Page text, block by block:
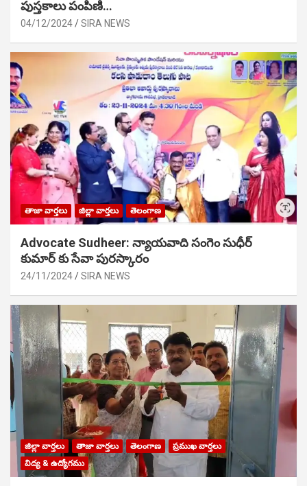
పుస్తకాలు పంపిణి…
04/12/2024 SIRA NEWS
తాజా వార్తలు జిల్లా వార్తలు తెలంగాణ
Advocate Sudheer: న్యాయవాది సంగెం సుధీర్
కుమార్ కు సేవా పురస్కారం
24/11/2024 SIRA NEWS
జిల్లా వార్తలు తాజా వార్తలు తెలంగాణ
ప్రముఖ వార్తలు
విద్య & ఉద్యోగము